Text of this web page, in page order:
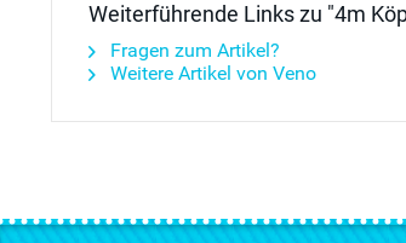
Weiterführende Links zu "4m
Fragen zum Artikel?
Weitere Artikel von Veno